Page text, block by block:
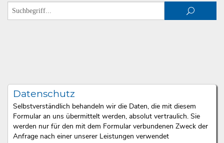
Datenschutz
Selbstverständlich behandeln wir die Daten, die mit diesem
Formular an uns übermittelt werden, absolut vertraulich. Sie
werden nur für den mit dem Formular verbundenen Zweck der
Anfrage nach einer unserer Leistungen verwendet